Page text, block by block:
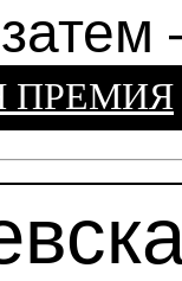
затем
ПРЕМИЯ